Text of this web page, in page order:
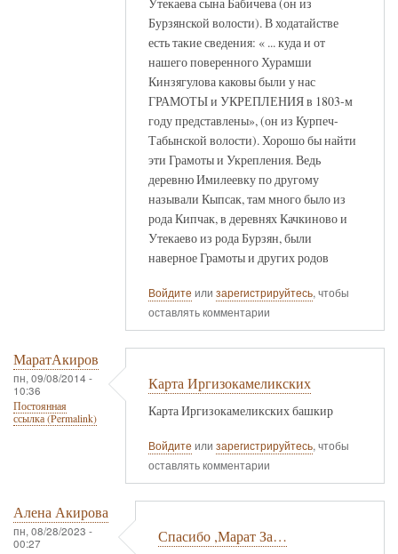
Бурзянской волости). В ходатайстве
есть такие сведения: « ... куда и от
нашего поверенного Хурамши
Кинзягулова каковы были у нас
ГРАМОТЫ и УКРЕПЛЕНИЯ в 1803-м
году представлены», (он из Курпеч-
Табынской волости). Хорошо бы найти
эти Грамоты и Укрепления. Ведь
деревню Имилеевку по другому
называли Кыпсак, там много было из
рода Кипчак, в деревнях Качкиново и
Утекаево из рода Бурзян, были
наверное Грамоты и других родов
Войдите или зарегистрируйтесь, чтобы
оставлять комментарии
МаратАкиров
пн, 09/08/2014 -
10:36
Постоянная
ссылка (Permalink)
Карта Иргизокамеликских
Карта Иргизокамеликских башкир
Войдите или зарегистрируйтесь, чтобы
оставлять комментарии
Алена Акирова
пн, 08/28/2023 -
00:27
Спасибо ,Марат За…